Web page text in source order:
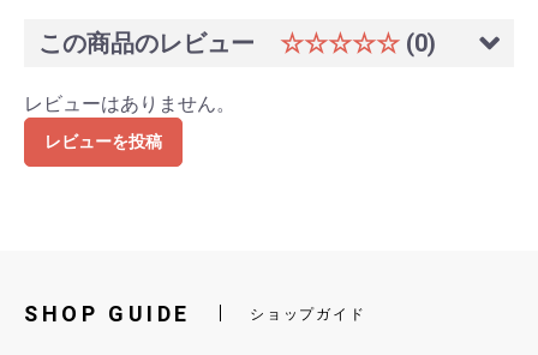
この商品のレビュー ☆☆☆☆☆ (0)
レビューはありません。
レビューを投稿
SHOP GUIDE ショップガイド